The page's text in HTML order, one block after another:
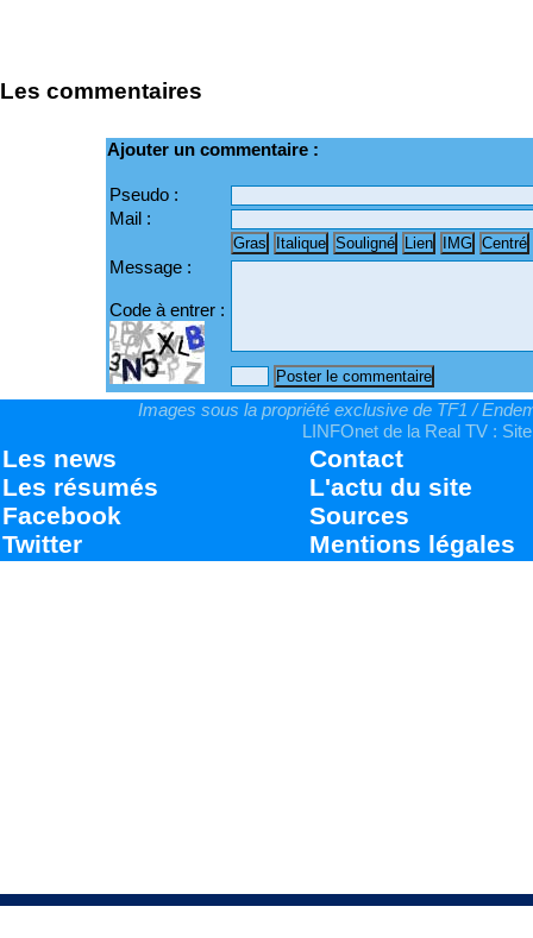
Les commentaires
Ajouter un commentaire :
Pseudo :
Mail :
Message :
Code à entrer :
Images sous la propriété exclusive de TF1 /
LINFOnet de la Real TV :
Les news
Les résumés
Facebook
Twitter
Contact
L'actu du site
Sources
Mentions légales